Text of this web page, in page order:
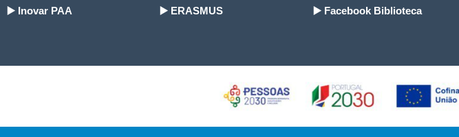
▶️ Inovar PAA ▶️ ERASMUS ▶️ Facebook Biblioteca